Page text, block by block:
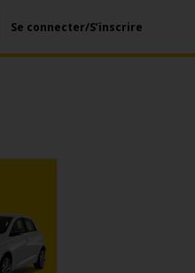
Se connecter/S’inscrire